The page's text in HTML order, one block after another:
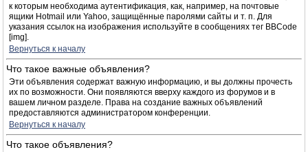
к которым необходима аутентификация, как, например, на почтовые
ящики Hotmail или Yahoo, защищённые паролями сайты и т. п. Для
указания ссылок на изображения используйте в сообщениях тег BBCode
[img].
Вернуться к началу
Что такое важные объявления?
Эти объявления содержат важную информацию, и вы должны прочесть
их по возможности. Они появляются вверху каждого из форумов и в
вашем личном разделе. Права на создание важных объявлений
предоставляются администратором конференции.
Вернуться к началу
Что такое объявления?